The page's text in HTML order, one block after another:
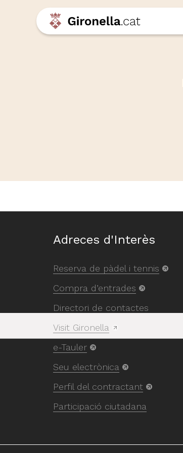
Adreces d'Interès
Reserva de pàdel i tennis
Compra d’entrades
Directori de contactes
Visit Gironella
e-Tauler
Seu electrònica
Perfil del contractant
Participació ciutadana